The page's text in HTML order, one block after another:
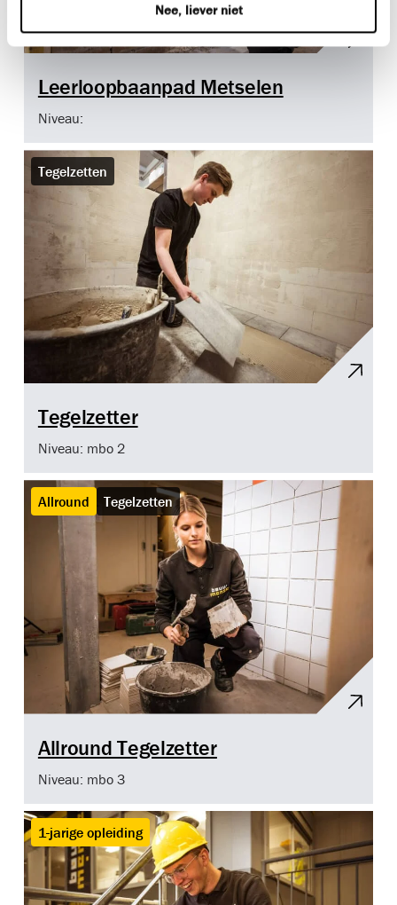
Nee, liever niet
Leerloopbaanpad Metselen
Niveau:
Tegelzetten
Tegelzetter
Niveau: mbo 2
Allround Tegelzetten
Allround Tegelzetter
Niveau: mbo 3
1-jarige opleiding